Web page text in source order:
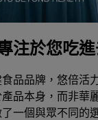
注於您吃
品品牌，悠倍活
品本身，而非華
一個與眾不同的